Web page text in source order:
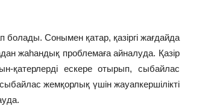
Сонымен қатар, қазіргі жағдайда
жаһандық проблемаға айналуда. Қазір
қатерлерді ескере отырып, сыбайлас
жемқорлық үшін жауапкершілікті